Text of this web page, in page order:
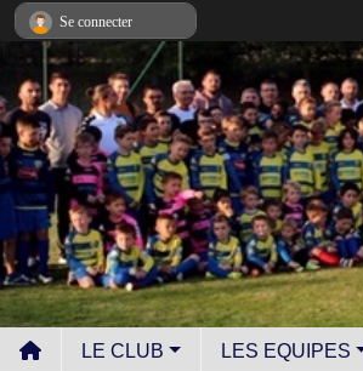
LE CLUB LES EQUIPES
Se connecter
Panneau de gestion des cookies